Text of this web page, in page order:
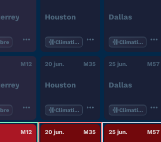
Houston
Climatizado
Dallas
Climatizado
M12 20 jun. M35
Houston
Climatizado
25 jun. M57
Dallas
Climatizado
M12 20 jun. M35 25 jun. M57